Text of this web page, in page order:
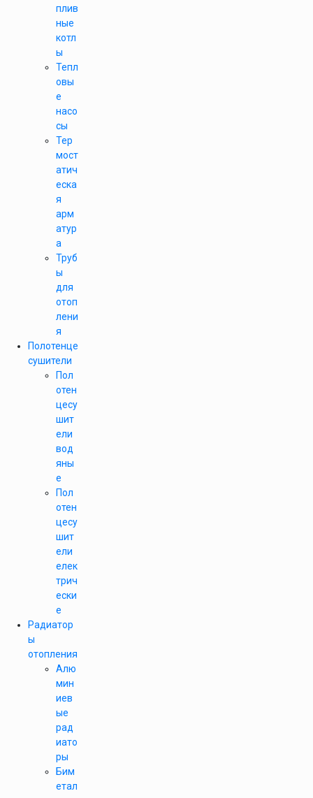
плив
ные
котл
ы
Тепл
овы
е
насо
сы
Тер
мост
атич
еска
я
арм
атур
а
Труб
ы
для
отоп
лени
я
Полотенце
сушители
Пол
отен
цесу
шит
ели
вод
яны
е
Пол
отен
цесу
шит
ели
елек
трич
ески
е
Радиатор
ы
отопления
Алю
мин
иев
ые
рад
иато
ры
Бим
етал